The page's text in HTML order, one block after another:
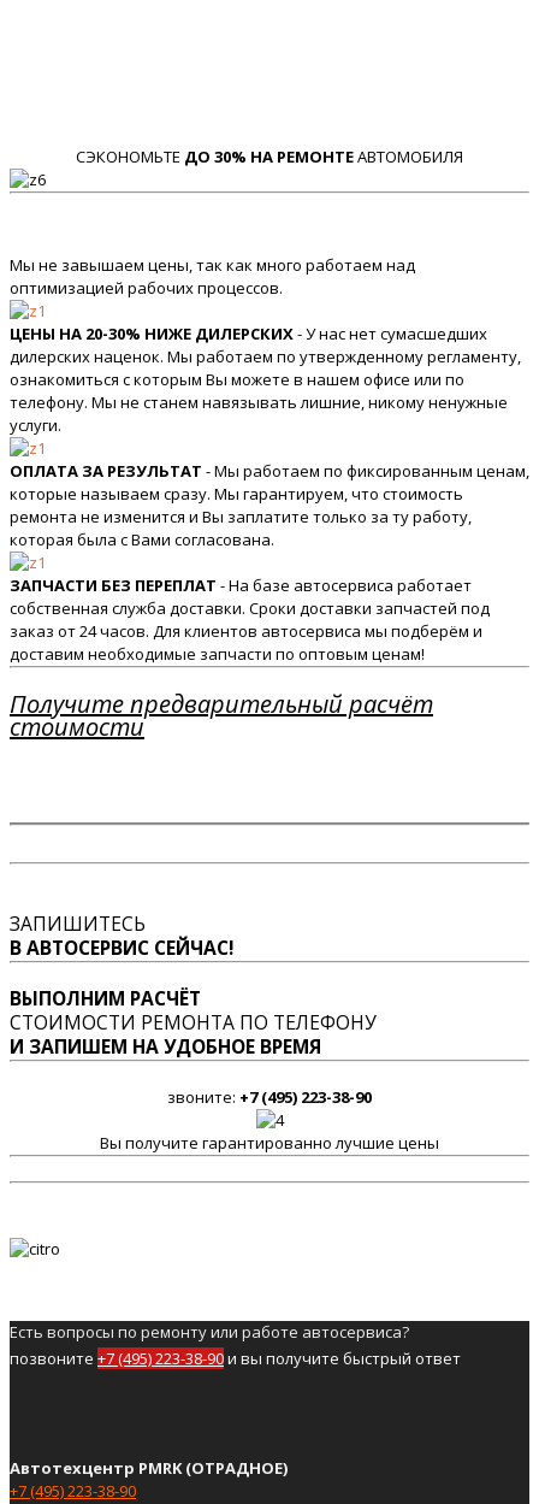
СЭКОНОМЬТЕ ДО 30% НА РЕМОНТЕАВТОМОБИЛЯ
Мы не завышаем цены, так как много работаем над
оптимизацией рабочих процессов.
ЦЕНЫ НА 20-30% НИЖЕ ДИЛЕРСКИХ- У нас нет сумасшедших
дилерских наценок. Мы работаем по утвержденному регламенту,
ознакомиться с которым Вы можете в нашем офисе или по
телефону. Мы не станем навязывать лишние, никому ненужные
услуги.
ОПЛАТА ЗА РЕЗУЛЬТАТ - Мы работаем по фиксированным ценам,
которые называем сразу. Мы гарантируем, что стоимость
ремонта не изменится и Вы заплатите только за ту работу,
которая была с Вами согласована.
ЗАПЧАСТИ БЕЗ ПЕРЕПЛАТ - На базе автосервиса работает
собственная служба доставки. Сроки доставки запчастей под
заказ от 24 часов. Для клиентов автосервиса мы подберём и
доставим необходимые запчасти по оптовым ценам!
Получите предварительный расчёт
стоимости
ЗАПИШИТЕСЬ
В АВТОСЕРВИС СЕЙЧАС!
ВЫПОЛНИМ РАСЧЁТ
СТОИМОСТИ РЕМОНТА ПО ТЕЛЕФОНУ
И ЗАПИШЕМ НА УДОБНОЕ ВРЕМЯ
звоните: +7 (495) 223-38-90
Вы получите гарантированно лучшие цены
Есть вопросы по ремонту или работе автосервиса?
позвоните +7 (495) 223-38-90и вы получите быстрый ответ
Автотехцентр PMRK (ОТРАДНОЕ)
+7 (495) 223-38-90